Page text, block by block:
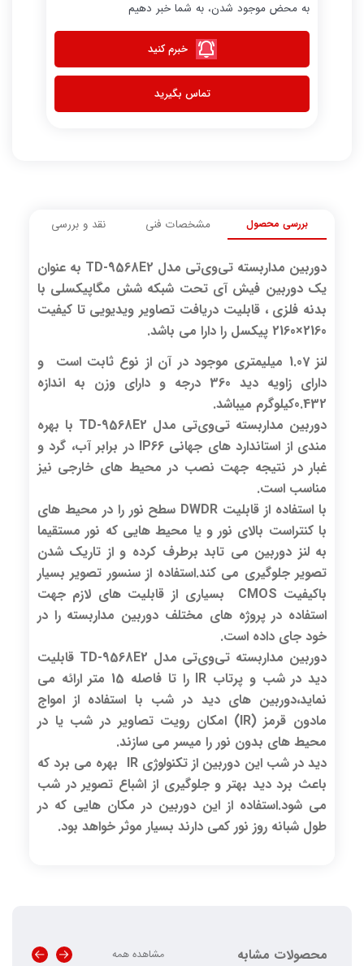
به محض موجود شدن، به شما خبر دهیم
خبرم کنید
تماس بگیرید
بررسی محصول مشخصات فنی نقد و بررسی
دوربین مداربسته تی‌وی‌تی مدل TD-9568E2 به عنوان
یک دوربین فیش آی تحت شبکه شش مگاپیکسلی با
بدنه فلزی ، قابلیت دریافت تصاویر ویدیویی تا کیفیت
2160×2160 پیکسل را دارا می باشد.
لنز 1.07 میلیمتری موجود در آن از نوع ثابت است و
دارای زاویه دید 360 درجه و دارای وزن به اندازه
0.432کیلوگرم میباشد.
دوربین مداربسته تی‌وی‌تی مدل TD-9568E2 با بهره
مندی از استاندارد های جهانی IP66 در برابر آب، گرد و
غبار در نتیجه جهت نصب در محیط های خارجی نیز
مناسب است.
با استفاده از قابلیت DWDR سطح نور را در محیط های
با کنتراست بالای نور و یا محیط هایی که نور مستقیما
به لنز دوربین می تابد برطرف کرده و از تاریک شدن
تصویر جلوگیری می کند.استفاده از سنسور تصویر بسیار
باکیفیت CMOS بسیاری از قابلیت های لازم جهت
استفاده در پروژه های مختلف دوربین مداربسته را در
خود جای داده است.
دوربین مداربسته تی‌وی‌تی مدل TD-9568E2 قابلیت
دید در شب و پرتاب IR را تا فاصله 15 متر ارائه می
نماید،دوربین های دید در شب با استفاده از امواج
مادون قرمز (IR) امکان رویت تصاویر در شب یا در
محیط های بدون نور را میسر می سازند.
دید در شب این دوربین از تکنولوژی IR بهره می برد که
باعث برد دید بهتر و جلوگیری از اشباع تصویر در شب
می شود.استفاده از این دوربین در مکان هایی که در
طول شبانه روز نور کمی دارند بسیار موثر خواهد بود.
محصولات مشابه مشاهده همه